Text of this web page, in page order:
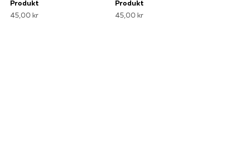
Produkt
45,00 kr
Produkt
45,00 kr